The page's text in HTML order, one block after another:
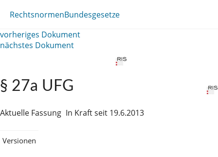
RechtsnormenBundesgesetze
vorheriges Dokument
nächstes Dokument
§ 27a UFG
Aktuelle Fassung In Kraft seit 19.6.2013
Versionen